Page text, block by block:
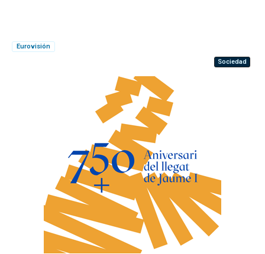
Eurovisión
Sociedad